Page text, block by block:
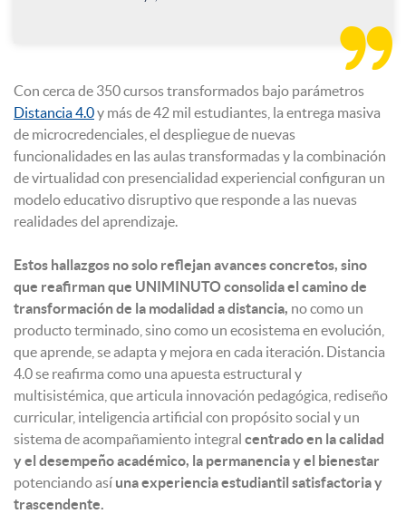

Con cerca de 350 cursos transformados bajo parámetros
Distancia 4.0y más de 42 mil estudiantes, la entrega masiva
de microcredenciales, el despliegue de nuevas
funcionalidades en las aulas transformadas y la combinación
de virtualidad con presencialidad experiencial configuran un
modelo educativo disruptivo que responde a las nuevas
realidades del aprendizaje.
Estos hallazgos no solo reflejan avances concretos, sino
que reafirman que UNIMINUTO consolida el camino de
transformación de la modalidad a distancia, no como un
producto terminado, sino como un ecosistema en evolución,
que aprende, se adapta y mejora en cada iteración. Distancia
4.0 se reafirma como una apuesta estructural y
multisistémica, que articula innovación pedagógica, rediseño
curricular, inteligencia artificial con propósito social y un
sistema de acompañamiento integral centrado en la calidad
y el desempeño académico, la permanencia y el bienestar
potenciando así una experiencia estudiantil satisfactoria y
trascendente.